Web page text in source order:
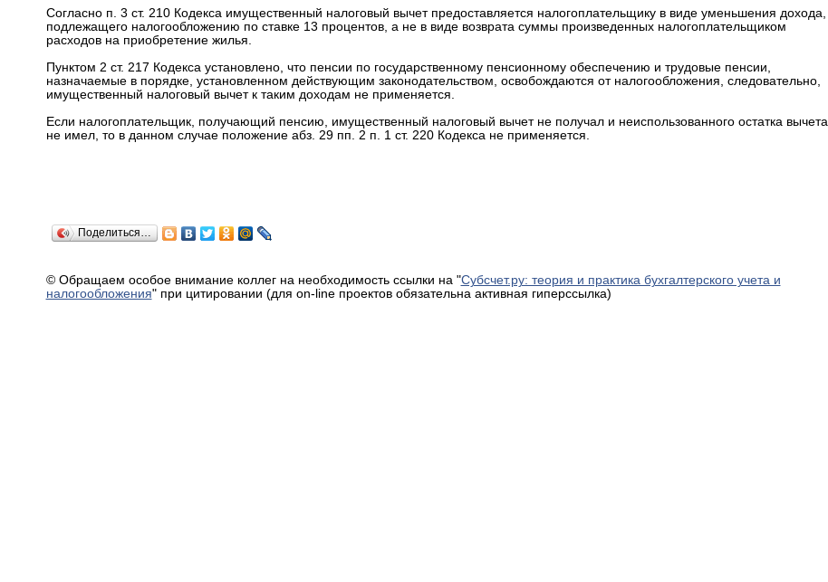
Согласно п. 3 ст. 210 Кодекса имущественный налоговый вычет предоставляется налогоплательщику в виде уменьшения дохода,
подлежащего налогообложению по ставке 13 процентов, а не в виде возврата суммы произведенных налогоплательщиком
расходов на приобретение жилья.
Пунктом 2 ст. 217 Кодекса установлено, что пенсии по государственному пенсионному обеспечению и трудовые пенсии,
назначаемые в порядке, установленном действующим законодательством, освобождаются от налогообложения, следовательно,
имущественный налоговый вычет к таким доходам не применяется.
Если налогоплательщик, получающий пенсию, имущественный налоговый вычет не получал и неиспользованного остатка вычета
не имел, то в данном случае положение абз. 29 пп. 2 п. 1 ст. 220 Кодекса не применяется.
Поделиться…
© Обращаем особое внимание коллег на необходимость ссылки на "Субсчет.ру: теория и практика бухгалтерского учета и
налогообложения" при цитировании (для on-line проектов обязательна активная гиперссылка)